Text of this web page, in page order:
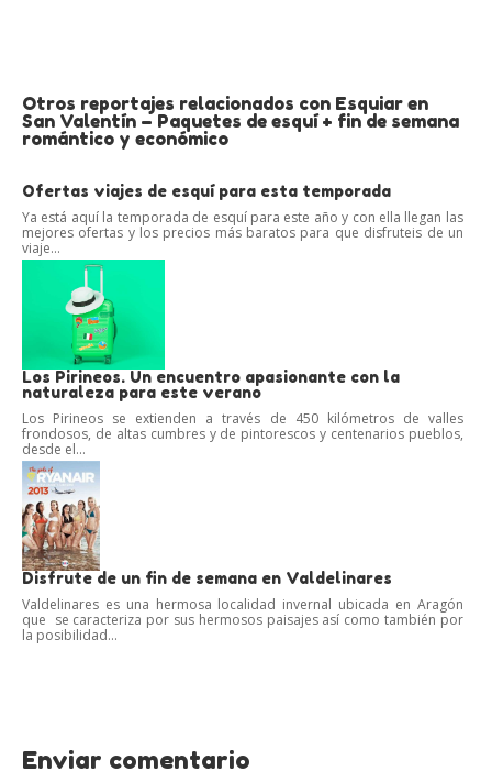
Otros reportajes relacionados con Esquiar en
San Valentín – Paquetes de esquí + fin de semana
romántico y económico
Ofertas viajes de esquí para esta temporada
Ya está aquí la temporada de esquí para este año y con ella llegan las
mejores ofertas y los precios más baratos para que disfruteis de un
viaje...
Los Pirineos. Un encuentro apasionante con la
naturaleza para este verano
Los Pirineos se extienden a través de 450 kilómetros de valles
frondosos, de altas cumbres y de pintorescos y centenarios pueblos,
desde el...
Disfrute de un fin de semana en Valdelinares
Valdelinares es una hermosa localidad invernal ubicada en Aragón
que se caracteriza por sus hermosos paisajes así como también por
la posibilidad...
Enviar comentario